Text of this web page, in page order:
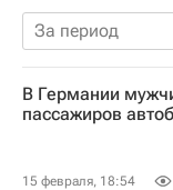
За период
В Германии
пассажиров
15 февраля, 18:54